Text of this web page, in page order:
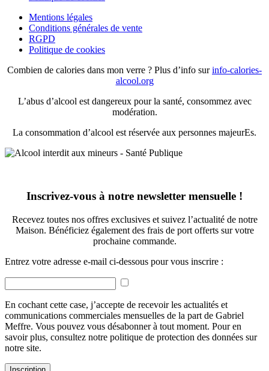
Mentions légales
Conditions générales de vente
RGPD
Politique de cookies
Combien de calories dans mon verre ? Plus d’info surinfo-calories-
alcool.org
L’abus d’alcool est dangereux pour la santé, consommez avec
modération.
La consommation d’alcool est réservée aux personnes majeurEs.
Inscrivez-vous à notre newsletter mensuelle !
Recevez toutes nos offres exclusives et suivez l’actualité de notre
Maison. Bénéficiez également des frais de port offerts sur votre
prochaine commande.
Entrez votre adresse e-mail ci-dessous pour vous inscrire :
En cochant cette case, j’accepte de recevoir les actualités et
communications commerciales mensuelles de la part de Gabriel
Meffre. Vous pouvez vous désabonner à tout moment. Pour en
savoir plus, consultez notre politique de protection des données sur
notre site.